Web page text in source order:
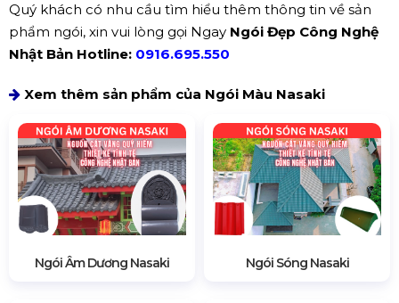
Quý khách có nhu cầu tìm hiểu thêm thông tin về sản
phẩm ngói, xin vui lòng gọi Ngay Ngói Đẹp Công Nghệ
Nhật Bản Hotline: 0916.695.550
Xem thêm sản phẩm của Ngói Màu Nasaki
Ngói Âm Dương Nasaki Ngói Sóng Nasaki